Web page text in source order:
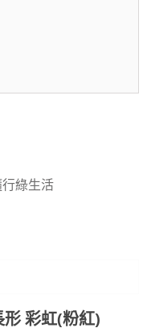
綠生活
彩虹(粉紅)